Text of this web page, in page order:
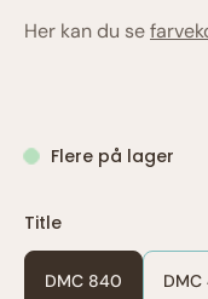
Her kan du se
Flere på lager
Title
DMC 840 DMC